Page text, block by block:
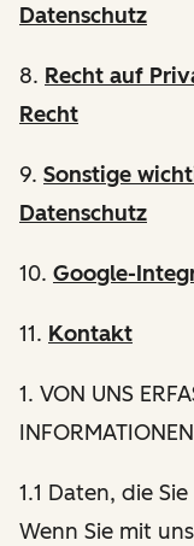
Datenschutz
8. Recht auf
Recht
9. Sonstige
Datenschutz
10. Google-
11. Kontakt
1. VON UNS
INFORMATIONEN
1.1 Daten, die
Wenn Sie mit